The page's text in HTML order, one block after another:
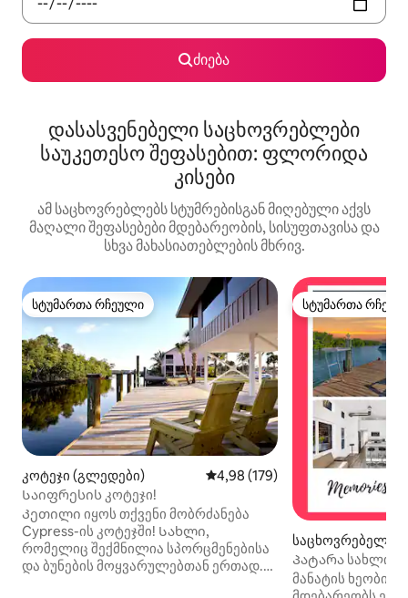
ძიება
დასასვენებელი საცხოვრებლები
საუკეთესო შეფასებით: ფლორიდა
კისები
ამ საცხოვრებლებს სტუმრებისგან მიღებული აქვს
მაღალი შეფასებები მდებარეობის, სისუფთავისა და
სხვა მახასიათებლების მხრივ.
სტუმართა რჩეული
სტუმართა რჩეული
კოტეჯი (გლედები) საშუალო შეფასებაა 5‑დან
4,98 (179)
Საიფრესის კოტეჯი!
Კეთილი იყოს თქვენი მობრძანება
Cypress-ის კოტეჯში! Სახლი,
რომელიც შექმნილია სპორცმენებისა
და ბუნების მოყვარულებთან ერთად.
სტუმართა
სტუმართა
საცხოვრებელი
o)
Პატარა სახლი
ხედები | გემბანი
მანატის ხეობის